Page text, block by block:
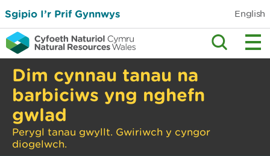
Sgipio I’r Prif Gynnwys English
Dim cynnau tanau na
barbiciws yng nghefn
gwlad
Perygl tanau gwyllt. Gwiriwch y cyngor
diogelwch.